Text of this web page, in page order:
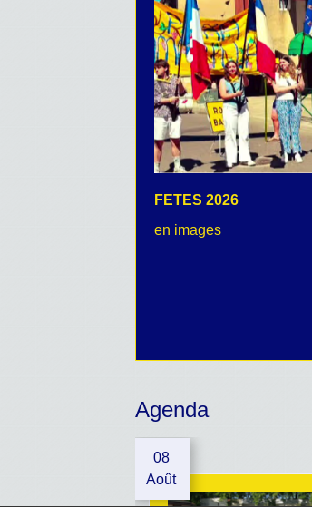
FETES 2026
en images
Agenda
08
Août